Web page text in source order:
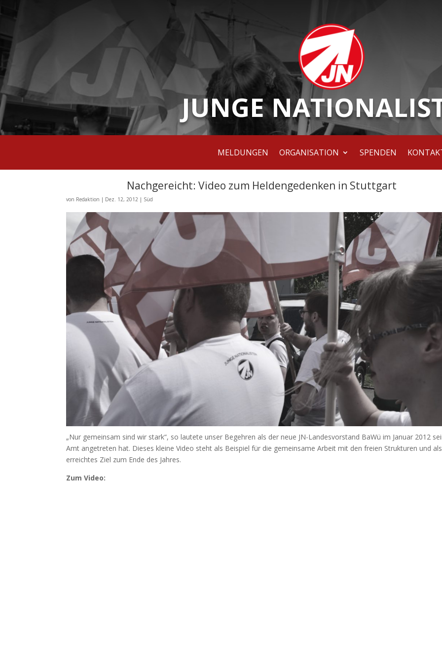
JUNGE
MELDUNGEN ORGANISATION SPENDEN
Nachgereicht: Video zum Heldengedenken in Stuttgart
von Redaktion | Dez. 12, 2012 | Süd
„Nur gemeinsam sind wir stark“, so lautete unser Begehren als der neue JN-Landesvorstand BaWü im Januar 2012
Amt angetreten hat. Dieses kleine Video steht als Beispiel für die gemeinsame Arbeit mit den freien Strukturen und als
erreichtes Ziel zum Ende des Jahres.
Zum Video: